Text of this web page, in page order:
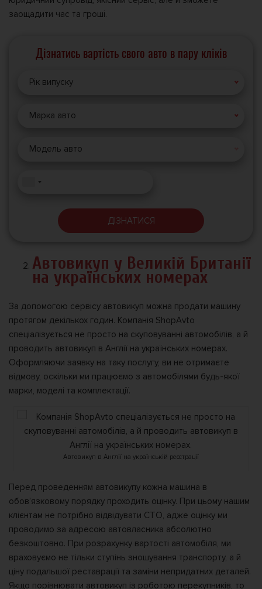
заощадити час та гроші.
Дізнатись вартість свого авто в пару кліків
Рік випуску
Марка авто
Модель авто
ДІЗНАТИСЯ
Автовикуп у Великій Британії
на українських номерах
За допомогою сервісу автовикуп можна продати машину
протягом декількох годин. Компанія ShopAvto
спеціалізується не просто на скуповуванні автомобілів, а й
проводить автовикуп в Англії на українських номерах.
Оформляючи заявку на таку послугу, ви не отримаєте
відмову, оскільки ми працюємо з автомобілями будь-якої
марки, моделі та комплектації.
Автовикуп в Англії на українській реєстрації
Перед проведенням автовикупу кожна машина в
обов’язковому порядку проходить оцінку. При цьому нашим
клієнтам не потрібно відвідувати СТО, адже оцінку ми
проводимо за адресою автовласника абсолютно
безкоштовно. При розрахунку вартості автомобіля, ми
враховуємо не тільки ступінь зношування транспорту, а й
ціну подальшої реставрації та заміни непридатних деталей.
Якщо порівнювати автовикуп із роботою перекупників, то